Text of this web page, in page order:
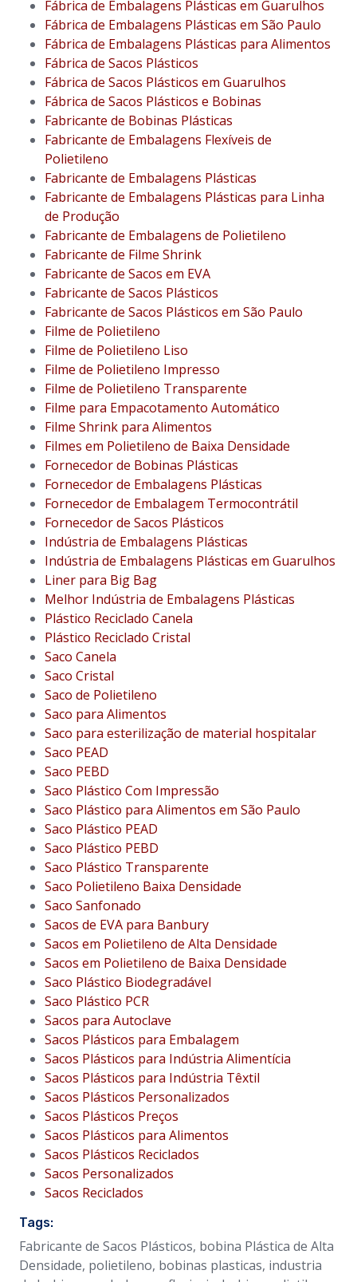
Fábrica de Embalagens Plásticas em Guarulhos
Fábrica de Embalagens Plásticas em São Paulo
Fábrica de Embalagens Plásticas para Alimentos
Fábrica de Sacos Plásticos
Fábrica de Sacos Plásticos em Guarulhos
Fábrica de Sacos Plásticos e Bobinas
Fabricante de Bobinas Plásticas
Fabricante de Embalagens Flexíveis de
Polietileno
Fabricante de Embalagens Plásticas
Fabricante de Embalagens Plásticas para Linha
de Produção
Fabricante de Embalagens de Polietileno
Fabricante de Filme Shrink
Fabricante de Sacos em EVA
Fabricante de Sacos Plásticos
Fabricante de Sacos Plásticos em São Paulo
Filme de Polietileno
Filme de Polietileno Liso
Filme de Polietileno Impresso
Filme de Polietileno Transparente
Filme para Empacotamento Automático
Filme Shrink para Alimentos
Filmes em Polietileno de Baixa Densidade
Fornecedor de Bobinas Plásticas
Fornecedor de Embalagens Plásticas
Fornecedor de Embalagem Termocontrátil
Fornecedor de Sacos Plásticos
Indústria de Embalagens Plásticas
Indústria de Embalagens Plásticas em Guarulhos
Liner para Big Bag
Melhor Indústria de Embalagens Plásticas
Plástico Reciclado Canela
Plástico Reciclado Cristal
Saco Canela
Saco Cristal
Saco de Polietileno
Saco para Alimentos
Saco para esterilização de material hospitalar
Saco PEAD
Saco PEBD
Saco Plástico Com Impressão
Saco Plástico para Alimentos em São Paulo
Saco Plástico PEAD
Saco Plástico PEBD
Saco Plástico Transparente
Saco Polietileno Baixa Densidade
Saco Sanfonado
Sacos de EVA para Banbury
Sacos em Polietileno de Alta Densidade
Sacos em Polietileno de Baixa Densidade
Saco Plástico Biodegradável
Saco Plástico PCR
Sacos para Autoclave
Sacos Plásticos para Embalagem
Sacos Plásticos para Indústria Alimentícia
Sacos Plásticos para Indústria Têxtil
Sacos Plásticos Personalizados
Sacos Plásticos Preços
Sacos Plásticos para Alimentos
Sacos Plásticos Reciclados
Sacos Personalizados
Sacos Reciclados
Tags:
Fabricante de Sacos Plásticos, bobina Plástica de Alta
Densidade, polietileno, bobinas plasticas, industria